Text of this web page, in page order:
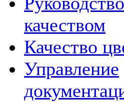
качеством
Качество
Управление